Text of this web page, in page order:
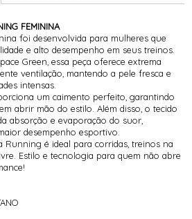
FEMININA
foi desenvolvida para mulheres que
e alto desempenho em seus treinos.
Green, essa peça oferece extrema
ventilação, mantendo a pele fresca e
intensas.
um caimento perfeito, garantindo
abrir mão do estilo. Além disso, o tecido
absorção e evaporação do suor,
desempenho esportivo.
Running é ideal para corridas, treinos na
Estilo e tecnologia para quem não abre